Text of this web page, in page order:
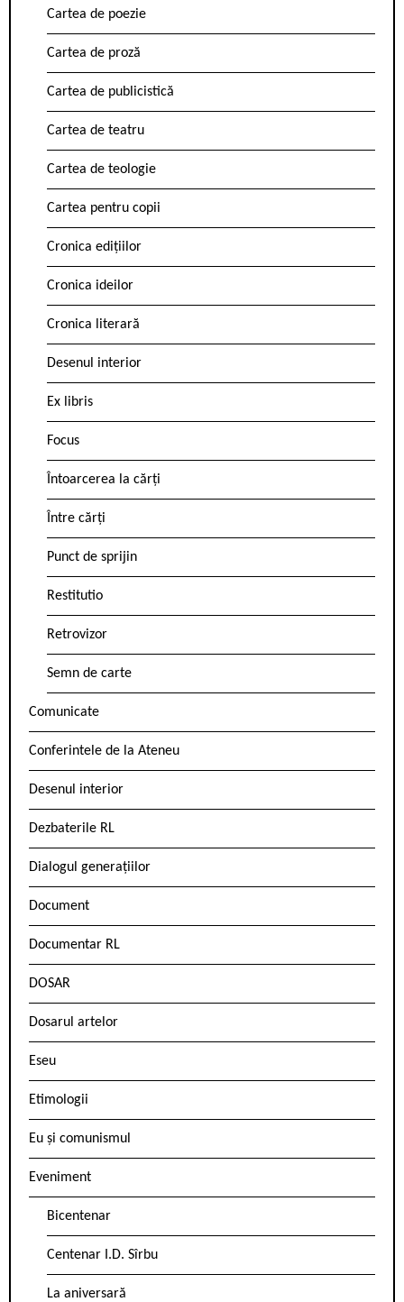
Cartea de poezie
Cartea de proză
Cartea de publicistică
Cartea de teatru
Cartea de teologie
Cartea pentru copii
Cronica edițiilor
Cronica ideilor
Cronica literară
Desenul interior
Ex libris
Focus
Întoarcerea la cărți
Între cărți
Punct de sprijin
Restitutio
Retrovizor
Semn de carte
Comunicate
Conferintele de la Ateneu
Desenul interior
Dezbaterile RL
Dialogul generațiilor
Document
Documentar RL
DOSAR
Dosarul artelor
Eseu
Etimologii
Eu și comunismul
Eveniment
Bicentenar
Centenar I.D. Sîrbu
La aniversară